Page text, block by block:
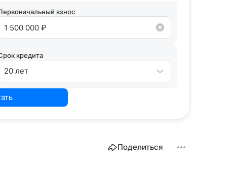
взнос
кредита
20 лет
Поделиться